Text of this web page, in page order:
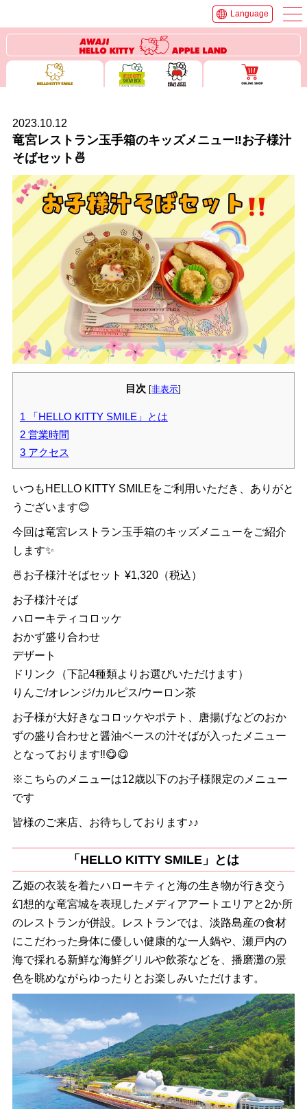
Language
2023.10.12
竜宮レストラン玉手箱のキッズメニュー‼️お子様汁
そばセット🍜
目次 [非表示]
1 「HELLO KITTY SMILE」とは
2営業時間
3アクセス
いつもHELLO KITTY SMILEをご利用いただき、ありがと
うございます😊
今回は竜宮レストラン玉手箱のキッズメニューをご紹介
します✨
🍜お子様汁そばセット ¥1,320（税込）
お子様汁そば
ハローキティコロッケ
おかず盛り合わせ
デザート
ドリンク（下記4種類よりお選びいただけます）
りんご/オレンジ/カルピス/ウーロン茶
お子様が大好きなコロッケやポテト、唐揚げなどのおか
ずの盛り合わせと醤油ベースの汁そばが入ったメニュー
となっております‼️😋😋
※こちらのメニューは12歳以下のお子様限定のメニュー
です
皆様のご来店、お待ちしております♪♪
「HELLO KITTY SMILE」とは
乙姫の衣装を着たハローキティと海の生き物が行き交う
幻想的な竜宮城を表現したメディアアートエリアと2か所
のレストランが併設。レストランでは、淡路島産の食材
にこだわった身体に優しい健康的な一人鍋や、瀬戸内の
海で採れる新鮮な海鮮グリルや飲茶などを、播磨灘の景
色を眺めながらゆったりとお楽しみいただけます。